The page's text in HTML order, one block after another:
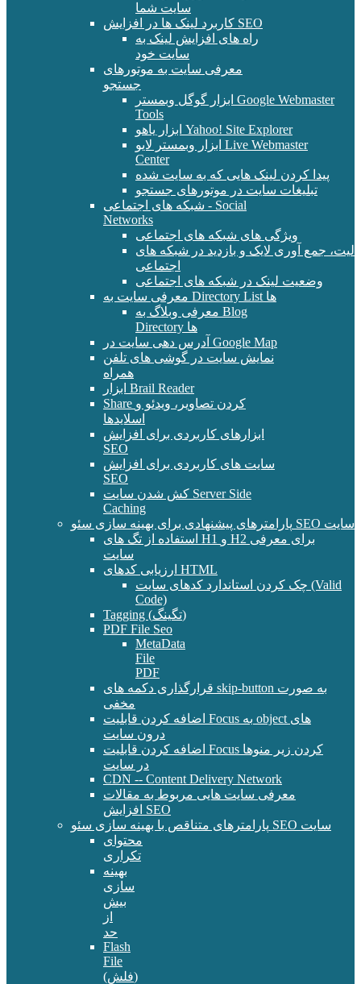
سایت شما
کاربرد لینک ها در افزایش SEO
راه های افزایش لینک به
سایت خود
معرفی سایت به موتورهای
جستجو
ابزار گوگل وبمستر Google Webmaster
Tools
ابزار یاهو Yahoo! Site Explorer
ابزار وبمستر لایو Live Webmaster
Center
پیدا کردن لینک هایی که به سایت شده
تبلیغات سایت در موتورهای جستجو
شبکه های اجتماعی - Social
Networks
ویژگی های شبکه های اجتماعی
جمع آوری لایک و بازدید در شبکه های
اجتماعی
وضعیت لینک در شبکه های اجتماعی
معرفی سایت به Directory List ها
معرفی وبلاگ به Blog
Directory ها
آدرس دهی سایت در Google Map
نمایش سایت در گوشی های تلفن
همراه
ابزار Brail Reader
Share کردن تصاویر، ویدئو و
اسلایدها
ابزارهای کاربردی برای افزایش
SEO
سایت های کاربردی برای افزایش
SEO
کش شدن سایت Server Side
Caching
پارامترهای پیشنهادی برای بهینه سازی سئو SEO سایت
استفاده از تگ های H1 و H2 برای معرفی
سایت
ارزیابی کدهای HTML
چک کردن استاندارد کدهای سایت (Valid
Code)
Tagging (تگینگ)
PDF File Seo
MetaData
File
PDF
قرارگذاری دکمه های skip-button به صورت
مخفی
اضافه کردن قابلیت Focus به object های
درون سایت
اضافه کردن قابلیت Focus کردن زیر منوها
در سایت
CDN -- Content Delivery Network
معرفی سایت هایی مربوط به مقالات
افزایش SEO
پارامترهای متناقص با بهینه سازی سئو SEO سایت
محتوای
تکراری
بهینه
سازی
بیش
از
حد
Flash
File
(فلش)